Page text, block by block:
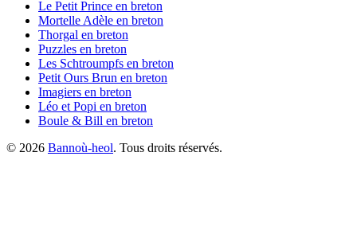
Le Petit Prince en breton
Mortelle Adèle en breton
Thorgal en breton
Puzzles en breton
Les Schtroumpfs en breton
Petit Ours Brun en breton
Imagiers en breton
Léo et Popi en breton
Boule & Bill en breton
© 2026 Bannoù-heol. Tous droits réservés.